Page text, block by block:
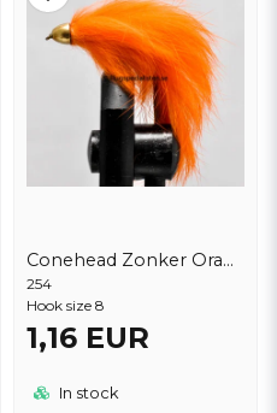
Conehead Zonker Orange
254
Hook size 8
1,16 EUR
In stock